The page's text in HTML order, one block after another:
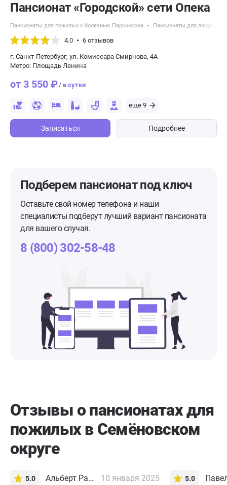
Пансионат «Городской» сети Опека
Пансионаты для пожилых с болезнью Паркинсона Пансионаты для людей с
4.0 6 отзывов
г. Санкт-Петербург, ул. Комиссара Смирнова, 4А
Метро: Площадь Ленина
от 3 550 ₽/ в сутки
еще 9
Записаться Подробнее
Подберем пансионатпод ключ
Оставьте свой номер телефона и наши
специалисты подберут лучший вариант пансионата
для вашего случая.
8 (800) 302-58-48
Отзывы о пансионатах для
пожилых в Семёновском
округе
5.0 Альберт Раисов 10 января 2025 5.0